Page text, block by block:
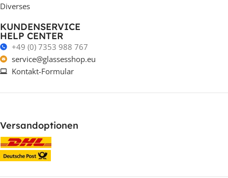
Diverses
KUNDENSERVICE
HELP CENTER
+49 (0) 7353 988 767
service@glassesshop.eu
Kontakt-Formular
Versandoptionen